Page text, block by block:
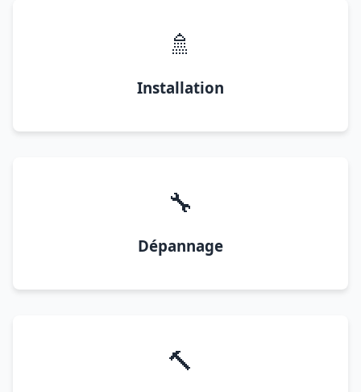
🚿
Installation
🔧
Dépannage
🔨